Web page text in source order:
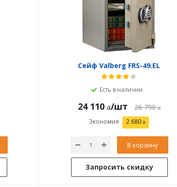
Сейф Valberg FRS-49.EL
Есть в наличии
24 110 /шт 26 790
Экономия 2 680
В корзину
Запросить скидку